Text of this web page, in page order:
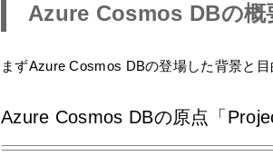
Azure Cosmos DBの概
まずAzure Cosmos DBの登場した背景と
Azure Cosmos DBの原点「